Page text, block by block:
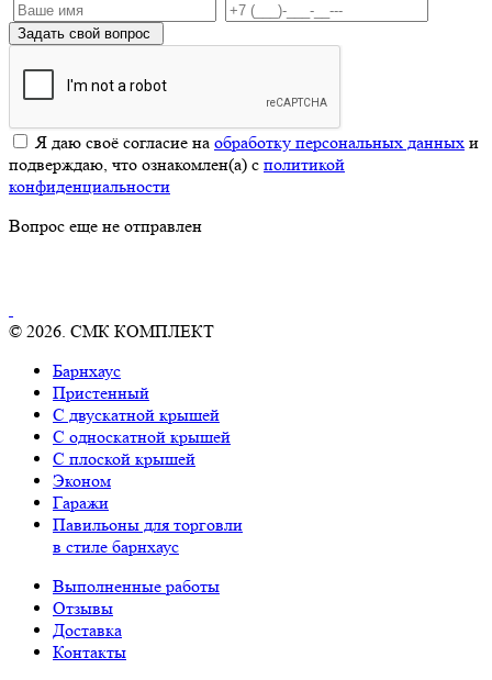
Задать свой вопрос
Я даю своё согласие на обработку персональных данных и
подверждаю, что ознакомлен(а) с политикой
конфиденциальности
Вопрос еще не отправлен
© 2026. СМК КОМПЛЕКТ
Барнхаус
Пристенный
С двускатной крышей
С односкатной крышей
С плоской крышей
Эконом
Гаражи
Павильоны для торговли
в стиле барнхаус
Выполненные работы
Отзывы
Доставка
Контакты